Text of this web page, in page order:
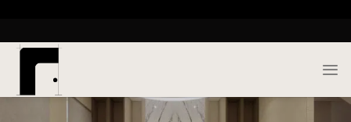
content